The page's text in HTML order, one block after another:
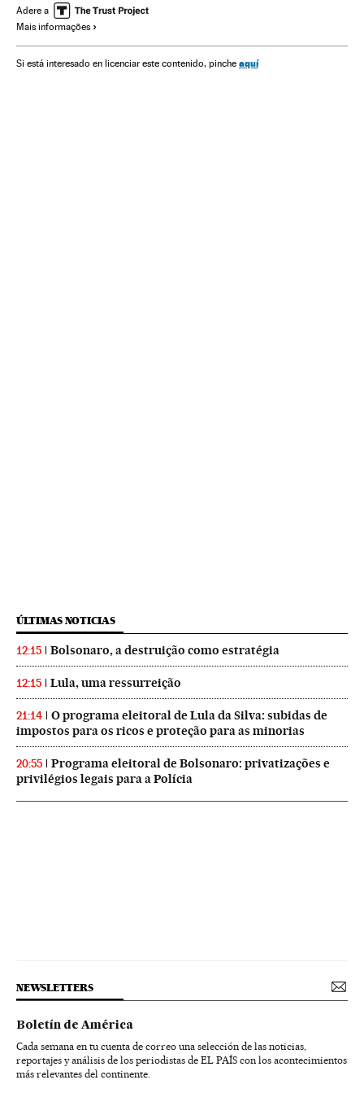
Armamento América do Norte
Política
Adere a
Mais informações
Si está interesado en licenciar este contenido, pinche aquí
ÚLTIMAS NOTICIAS
12:15 Bolsonaro, a destruição como estratégia
12:15 Lula, uma ressurreição
21:14
O programa eleitoral de Lula da Silva: subidas de
impostos para os ricos e proteção para as minorias
20:55
Programa eleitoral de Bolsonaro: privatizações e
privilégios legais para a Polícia
NEWSLETTERS
Boletín de América
Cada semana en tu cuenta de correo una selección de las noticias,
reportajes y análisis de los periodistas de EL PAÍS con los acontecimientos
más relevantes del continente.